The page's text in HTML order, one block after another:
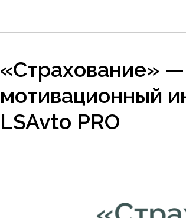
«Страхование»
мотивационный
LSAvto PRO